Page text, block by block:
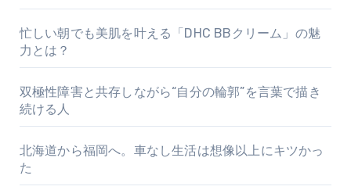
忙しい朝でも美肌を叶える「DHC BBクリーム」の魅
力とは？
双極性障害と共存しながら“自分の輪郭”を言葉で描き
続ける人
北海道から福岡へ。車なし生活は想像以上にキツかっ
た